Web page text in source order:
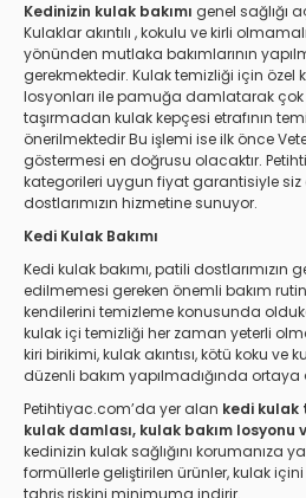
Kedinizin kulak bakımı genel sağlığı
Kulaklar akıntılı , kokulu ve kirli
yönünden mutlaka bakımlarının
gerekmektedir. Kulak temizliği için özel
losyonları ile pamuğa damlatarak
taşırmadan kulak kepçesi etrafının
önerilmektedir Bu işlemi ise ilk önce
göstermesi en doğrusu olacaktır.
kategorileri uygun fiyat garantisiyle siz
dostlarımızın hizmetine sunuyor.
Kedi Kulak Bakımı
Kedi kulak bakımı, patili dostlarımızın
edilmemesi gereken önemli bakım
kendilerini temizleme konusunda
kulak içi temizliği her zaman yeterli
kiri birikimi, kulak akıntısı, kötü koku ve
düzenli bakım yapılmadığında ortaya
Petihtiyac.com’da yer alan kedi kulak
kulak damlası, kulak bakım losyonu
kedinizin kulak sağlığını korumanıza
formüllerle geliştirilen ürünler, kulak